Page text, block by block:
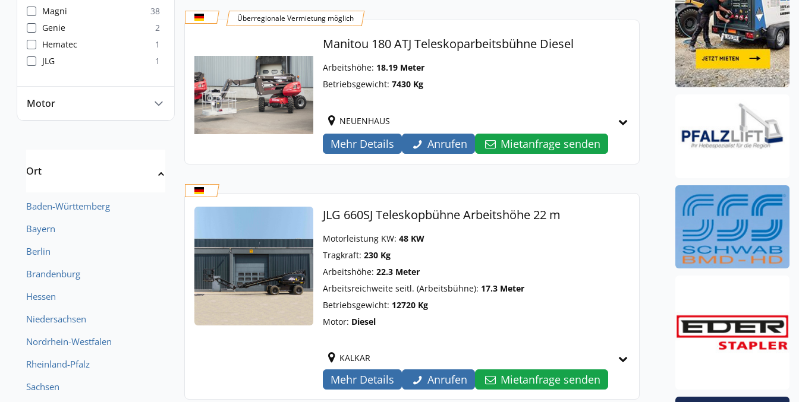
Magni
38
Genie
2
Hematec
1
JLG
1
Motor
Ort
Baden-Württemberg
Bayern
Berlin
Brandenburg
Hessen
Niedersachsen
Nordrhein-Westfalen
Rheinland-Pfalz
Sachsen
Überregionale Vermietung möglich
Manitou 180 ATJ Teleskoparbeitsbühne Diesel
Arbeitshöhe: 18.19 Meter
Betriebsgewicht: 7430 Kg
NEUENHAUS
Mehr Details Anrufen Mietanfrage senden
JLG 660SJ Teleskopbühne Arbeitshöhe 22 m
Motorleistung KW: 48 KW
Tragkraft: 230 Kg
Arbeitshöhe: 22.3 Meter
Arbeitsreichweite seitl. (Arbeitsbühne): 17.3 Meter
Betriebsgewicht: 12720 Kg
Motor: Diesel
KALKAR
Mehr Details Anrufen Mietanfrage senden